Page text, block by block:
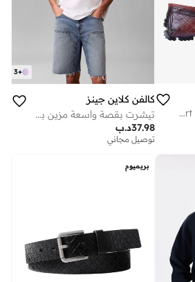
Smart Comfy Loafer PSV 007
+
3
كالفن كلاين جينز
تيشرت بقصة واسعة مزين بشعار خطي بنمط جرافيك
د.ب37.98
توصيل مجاني
بريميوم